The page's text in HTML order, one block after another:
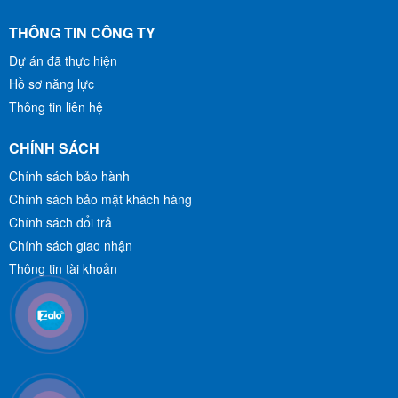
THÔNG TIN CÔNG TY
Dự án đã thực hiện
Hồ sơ năng lực
Thông tin liên hệ
CHÍNH SÁCH
Chính sách bảo hành
Chính sách bảo mật khách hàng
Chính sách đổi trả
Chính sách giao nhận
Thông tin tài khoản